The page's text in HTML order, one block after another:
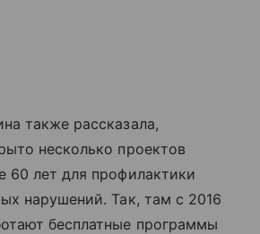
также рассказала,
несколько проектов
60 лет для профилактики
нарушений. Так, там с 2016
бесплатные программы